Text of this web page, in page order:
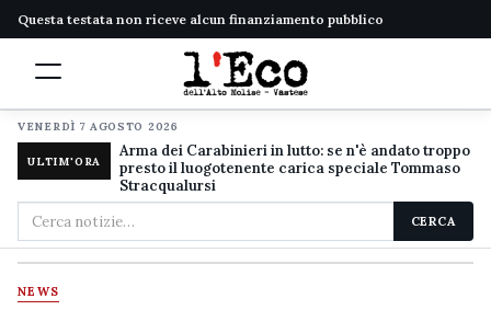
Questa testata non riceve alcun finanziamento pubblico
VENERDÌ 7 AGOSTO 2026
ULTIM'ORA
Arma dei Carabinieri in lutto: se n'è andato troppo
presto il luogotenente carica speciale Tommaso
Stracqualursi
Cerca
nel
sito
CERCA
NEWS